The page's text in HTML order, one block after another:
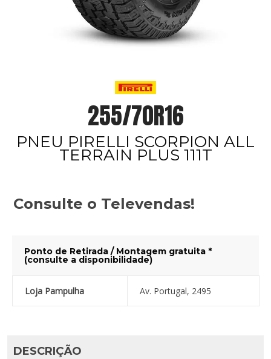
255/70R16
PNEU PIRELLI SCORPION ALL
TERRAIN PLUS 111T
Consulte o Televendas!
Ponto de Retirada / Montagem gratuita *
(consulte a disponibilidade)
Loja Pampulha Av. Portugal, 2495
DESCRIÇÃO